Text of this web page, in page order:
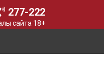
277-222
сайта 18+